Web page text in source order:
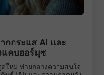
กกระแส AI และ
แคบฮอร์มุซ
ใหม่ ท่ามกลางความสนใจ